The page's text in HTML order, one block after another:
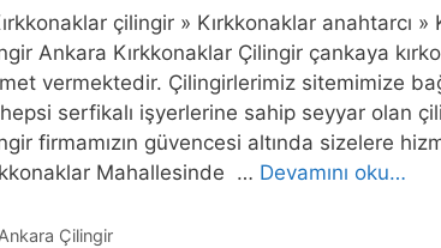
çilingir » Kırkkonaklar anahtarcı
Ankara Kırkkonaklar Çilingir çankaya
vermektedir. Çilingirlerimiz sitemimize
serfikalı işyerlerine sahip seyyar olan
firmamızın güvencesi altında sizelere
Mahallesinde … Devamını oku…
Kategoriler
Ankara Çilingir